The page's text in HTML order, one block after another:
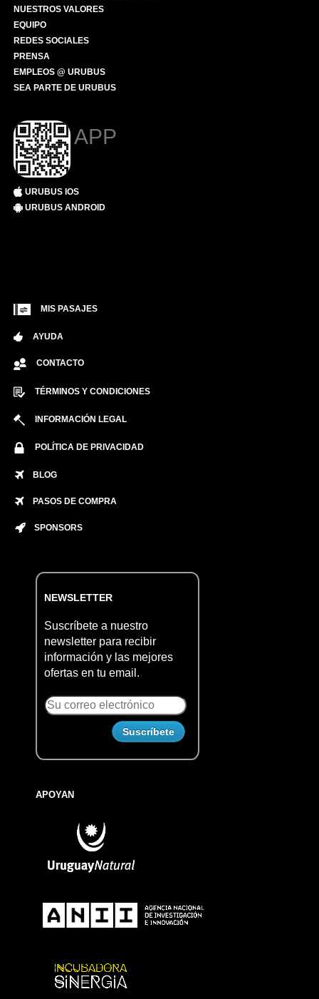
NUESTROS VALORES
EQUIPO
REDES SOCIALES
PRENSA
EMPLEOS @ URUBUS
SEA PARTE DE URUBUS
APP
URUBUS IOS
URUBUS ANDROID
MIS PASAJES
AYUDA
CONTACTO
TÉRMINOS Y CONDICIONES
INFORMACIÓN LEGAL
POLÍTICA DE PRIVACIDAD
BLOG
PASOS DE COMPRA
SPONSORS
NEWSLETTER
Suscríbete a nuestro
newsletter para recibir
información y las mejores
ofertas en tu email.
APOYAN